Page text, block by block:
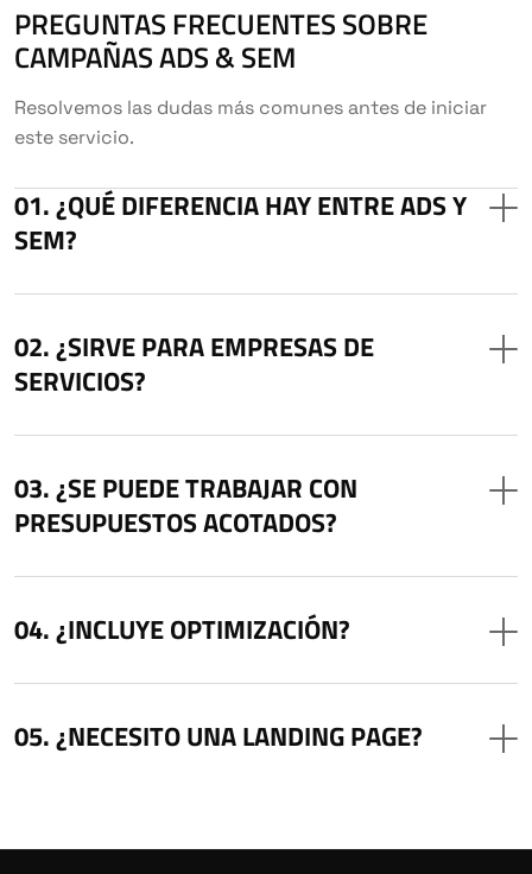
PREGUNTAS FRECUENTES SOBRE
CAMPAÑAS ADS & SEM
Resolvemos las dudas más comunes antes de iniciar
este servicio.
¿QUÉ DIFERENCIA HAY ENTRE ADS Y
SEM?
¿SIRVE PARA EMPRESAS DE
SERVICIOS?
¿SE PUEDE TRABAJAR CON
PRESUPUESTOS ACOTADOS?
¿INCLUYE OPTIMIZACIÓN?
¿NECESITO UNA LANDING PAGE?